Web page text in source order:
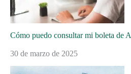
Cómo puedo consultar mi boleta de
30 de marzo de 2025